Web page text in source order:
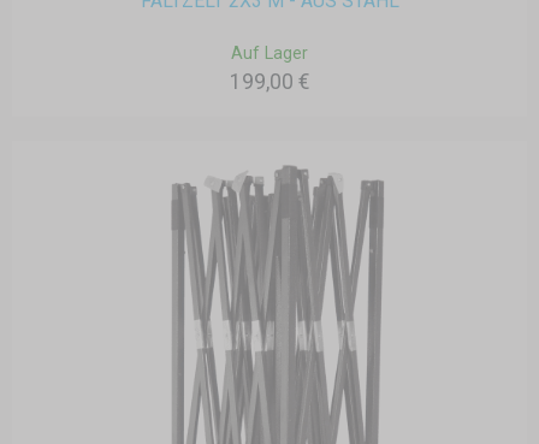
Auf Lager
199,00 €